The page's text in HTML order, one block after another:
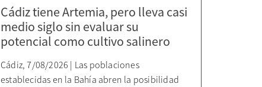
Cádiz tiene Artemia, pero lleva casi
medio siglo sin evaluar su
potencial como cultivo salinero
Cádiz, 7/08/2026 | Las poblaciones
establecidas en la Bahía abren la posibilidad